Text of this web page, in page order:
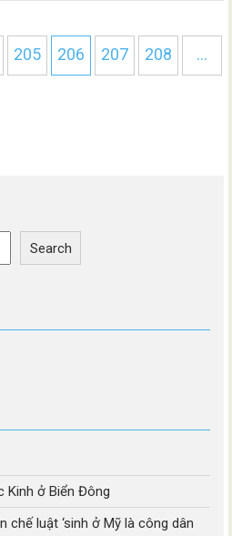
205 206 207 208 …
Search
Kinh ở Biển Đông
chế luật ‘sinh ở Mỹ là công dân